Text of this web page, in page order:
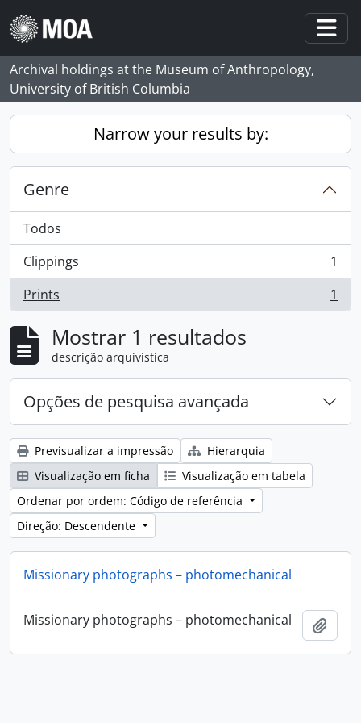
Skip to main content
Archival holdings at the Museum of Anthropology,
University of British Columbia
Narrow your results by:
Genre
Todos
Clippings
, 1 resultados
1
Prints
, 1 resultados 1
Mostrar 1 resultados
descrição arquivística
Opções de pesquisa avançada
Previsualizar a impressão
Hierarquia
Visualização em ficha
Visualização em tabela
Ordenar por ordem: Código de referência
Direção: Descendente
Missionary photographs – photomechanical
Missionary photographs – photomechanical